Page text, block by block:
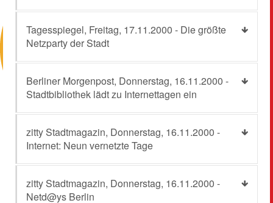
Tagesspiegel, Freitag, 17.11.2000 - Die größte
Netzparty der Stadt
Berliner Morgenpost, Donnerstag, 16.11.2000 -
Stadtbibliothek lädt zu Internettagen ein
zitty Stadtmagazin, Donnerstag, 16.11.2000 -
Internet: Neun vernetzte Tage
zitty Stadtmagazin, Donnerstag, 16.11.2000 -
Netd@ys Berlin